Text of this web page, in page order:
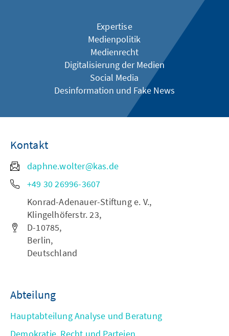
Expertise
Medienpolitik
Medienrecht
Digitalisierung der Medien
Social Media
Desinformation und Fake News
Kontakt
daphne.wolter@kas.de
+49 30 26996-3607
Konrad-Adenauer-Stiftung e. V.,
Klingelhöferstr. 23,
D-10785,
Berlin,
Deutschland
Abteilung
Hauptabteilung Analyse und Beratung